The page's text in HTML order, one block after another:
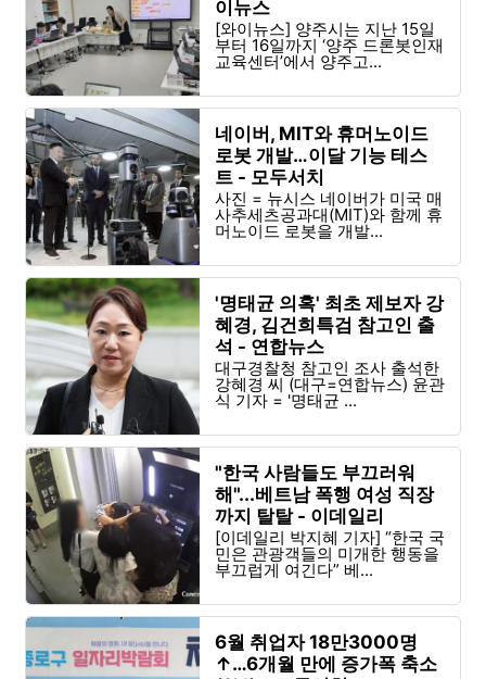
이뉴스
[와이뉴스] 양주시는 지난 15일
부터 16일까지 ‘양주 드론봇인재
교육센터’에서 양주고...
네이버, MIT와 휴머노이드
로봇 개발…이달 기능 테스
트 - 모두서치
사진 = 뉴시스 네이버가 미국 매
사추세츠공과대(MIT)와 함께 휴
머노이드 로봇을 개발...
'명태균 의혹' 최초 제보자 강
혜경, 김건희특검 참고인 출
석 - 연합뉴스
대구경찰청 참고인 조사 출석한
강혜경 씨 (대구=연합뉴스) 윤관
식 기자 = '명태균 ...
"한국 사람들도 부끄러워
해"...베트남 폭행 여성 직장
까지 탈탈 - 이데일리
[이데일리 박지혜 기자] “한국 국
민은 관광객들의 미개한 행동을
부끄럽게 여긴다” 베...
6월 취업자 18만3000명
↑…6개월 만에 증가폭 축소